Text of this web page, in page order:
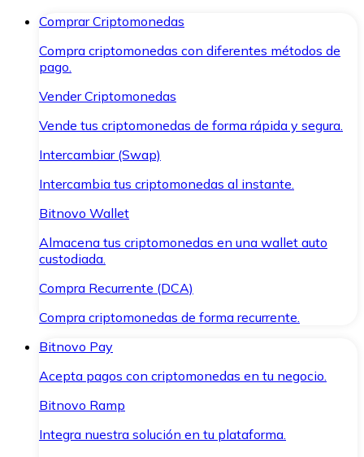
Comprar Criptomonedas
Compra criptomonedas con diferentes métodos de
pago.
Vender Criptomonedas
Vende tus criptomonedas de forma rápida y segura.
Intercambiar (Swap)
Intercambia tus criptomonedas al instante.
Bitnovo Wallet
Almacena tus criptomonedas en una wallet auto
custodiada.
Compra Recurrente (DCA)
Compra criptomonedas de forma recurrente.
Bitnovo Pay
Acepta pagos con criptomonedas en tu negocio.
Bitnovo Ramp
Integra nuestra solución en tu plataforma.